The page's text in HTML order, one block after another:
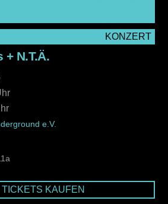
KONZERT
+ N.T.Ä.
e.V.
TICKETS KAUFEN